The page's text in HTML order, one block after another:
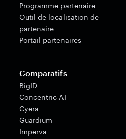
Programme partenaire
Outil de localisation de
partenaire
Portail partenaires
Comparatifs
BigID
Concentric AI
Cyera
Guardium
Imperva